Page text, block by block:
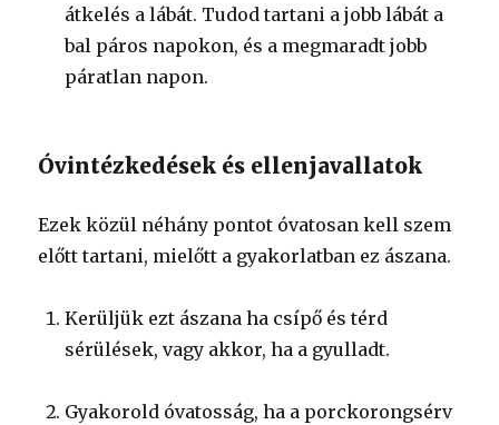
átkelés a lábát. Tudod tartani a jobb lábát a
bal páros napokon, és a megmaradt jobb
páratlan napon.
Óvintézkedések és ellenjavallatok
Ezek közül néhány pontot óvatosan kell szem
előtt tartani, mielőtt a gyakorlatban ez ászana.
Kerüljük ezt ászana ha csípő és térd
sérülések, vagy akkor, ha a gyulladt.
Gyakorold óvatosság, ha a porckorongsérv